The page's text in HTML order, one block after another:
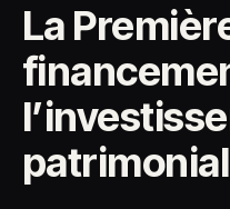
La
patrimonial